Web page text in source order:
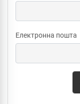
Електронна пошта